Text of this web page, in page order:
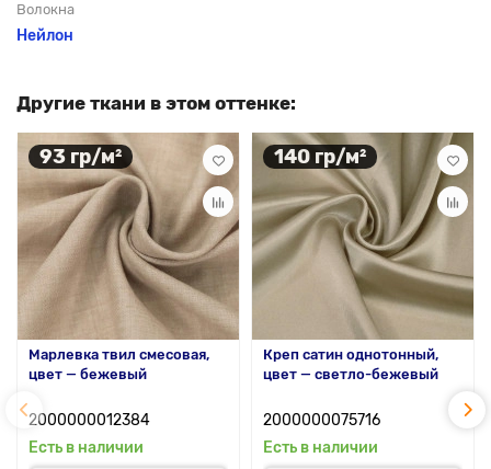
Волокна
Нейлон
Другие ткани в этом оттенке:
93 гр/м²
Марлевка твил смесовая,
цвет — бежевый
2000000012384
Есть в наличии
140 гр/м²
Креп сатин однотонный,
цвет — светло-бежевый
2000000075716
Есть в наличии